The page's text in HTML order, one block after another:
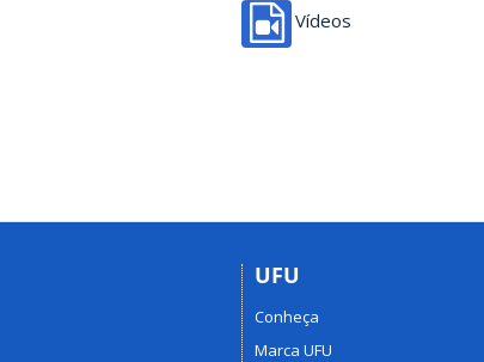
Vídeos
UFU
Conheça
Marca UFU